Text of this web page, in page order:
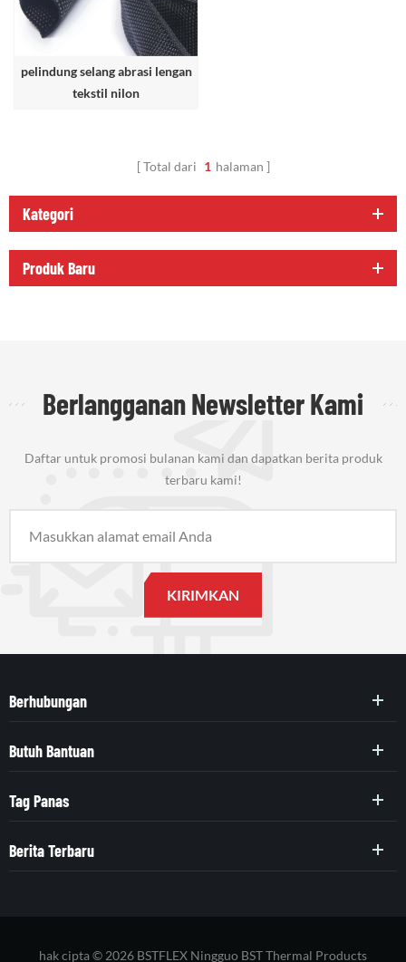
pelindung selang abrasi lengan
tekstil nilon
Total dari 1 halaman
Kategori
Produk Baru
Berlangganan Newsletter Kami
Daftar untuk promosi bulanan kami dan dapatkan berita produk
terbaru kami!
Berhubungan
Butuh Bantuan
Tag Panas
Berita Terbaru
hak cipta © 2026 BSTFLEX Ningguo BST Thermal Products